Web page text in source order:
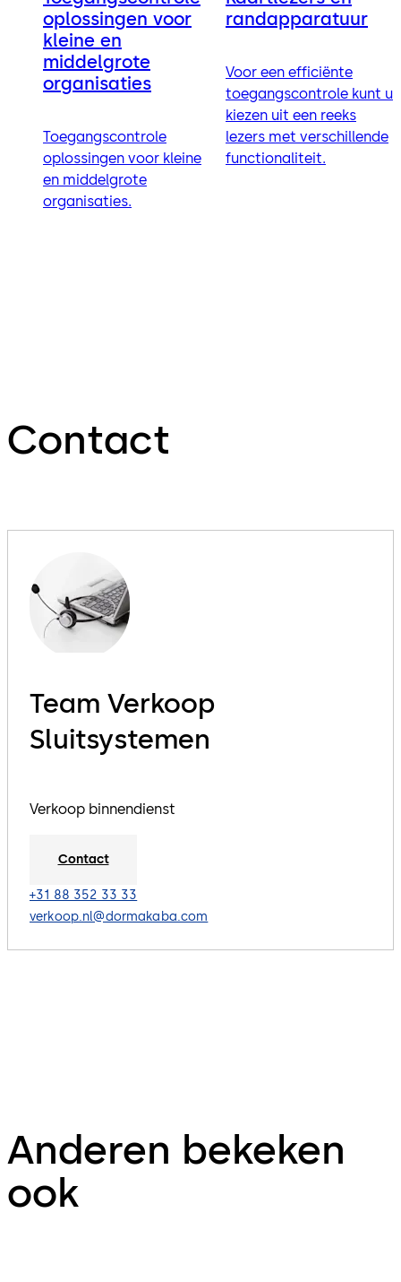
oplossingen voor
kleine en
middelgrote
organisaties
Toegangscontrole
oplossingen voor kleine
en middelgrote
organisaties.
randapparatuur
Voor een efficiënte
toegangscontrole kunt u
kiezen uit een reeks
lezers met verschillende
functionaliteit.
Contact
Team Verkoop
Sluitsystemen
Verkoop binnendienst
Contact
+31 88 352 33 33
verkoop.nl@dormakaba.com
Anderen bekeken
ook